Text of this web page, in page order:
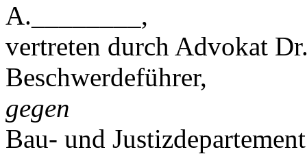
A.________,
vertreten durch Advokat
Beschwerdeführer,
gegen
Bau- und